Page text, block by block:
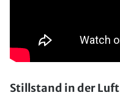
Stillstand in der Luft